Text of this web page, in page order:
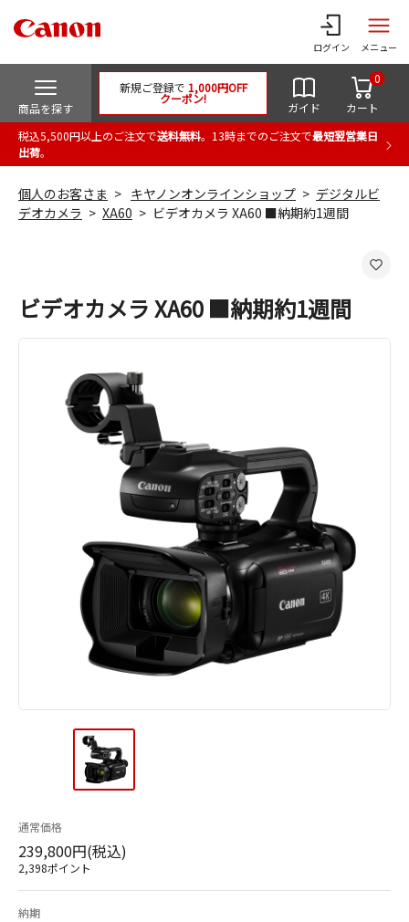
ログイン メニュー
商品を探す
新規ご登録で 1,000円OFF
クーポン!
ガイド カート
0
税込5,500円以上のご注文で送料無料。13時までのご注文で最短翌営業日
出荷。
個人のお客さま キヤノンオンラインショップ
デジタルビ
デオカメラ
XA60 ビデオカメラ XA60 ■納期約1週間
ビデオカメラ XA60 ■納期約1週間
通常価格
239,800円(税込)
2,398ポイント
納期